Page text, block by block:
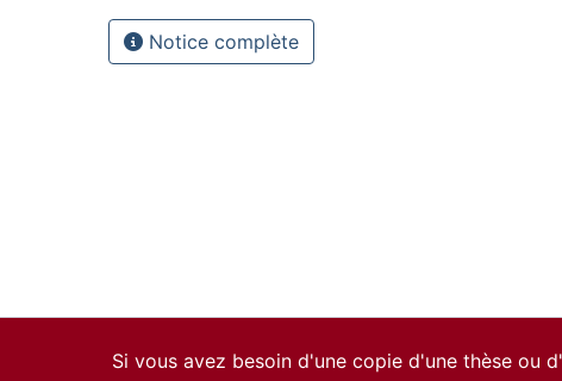
Notice complète
Si vous avez besoin d'une copie d'une thèse ou